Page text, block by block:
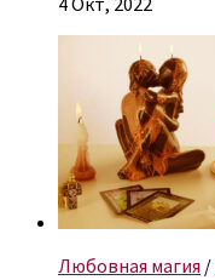
Любовная магия /